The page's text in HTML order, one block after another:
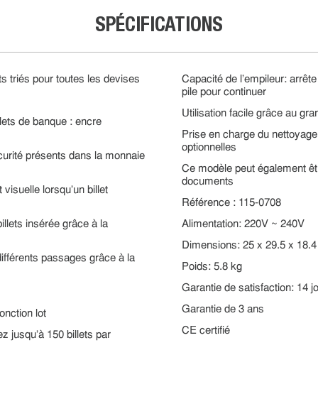
SPÉCIFICATIONS
triés pour toutes les devises
de banque : encre
présents dans la monnaie
visuelle lorsqu'un billet
insérée grâce à la
passages grâce à la
lot
jusqu'à 150 billets par
Capacité de l'empileur:
pile pour continuer
Utilisation facile grâce au
Prise en charge du
optionnelles
Ce modèle peut également
documents
Référence : 115-0708
Alimentation: 220V ~ 240V
Dimensions: 25 x 29.5 x
Poids: 5.8 kg
Garantie de satisfaction: 14
Garantie de 3 ans
CE certifié